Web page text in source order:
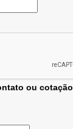
ou cotação